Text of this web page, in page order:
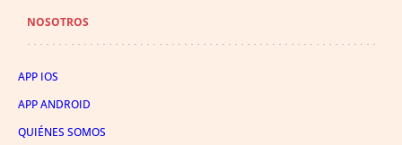
NOSOTROS
APP IOS
APP ANDROID
QUIÉNES SOMOS